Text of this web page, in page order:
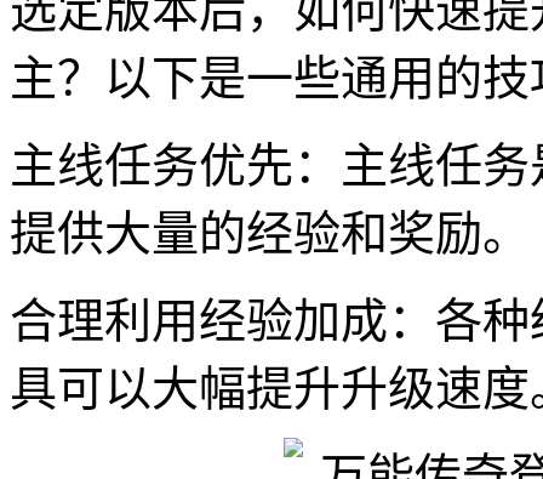
主？以下是一些通用的
主线任务优先：主线任
提供大量的经验和奖励。
合理利用经验加成：各
具可以大幅提升升级速度